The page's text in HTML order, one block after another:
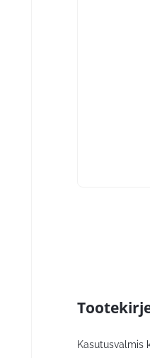
Kasutusvalmis